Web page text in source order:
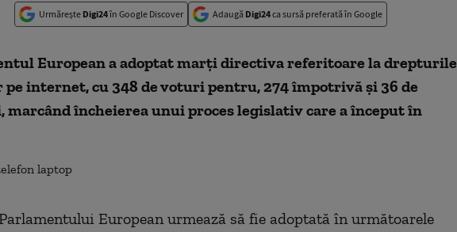
Urmărește Digi24în Google Discover Adaugă Digi24ca sursă preferată în Google
European a adoptat marţi directiva referitoare la drepturile
pe internet, cu 348 de voturi pentru, 274 împotrivă şi 36 de
marcând încheierea unui proces legislativ care a început în
European urmează să fie adoptată în următoarele